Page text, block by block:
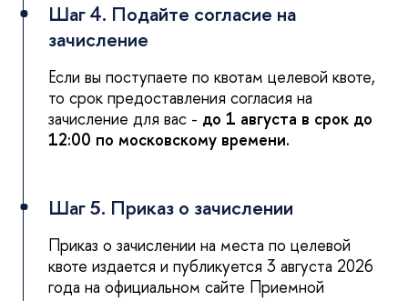
Шаг 4. Подайте согласие на
зачисление
Если вы поступаете по квотам целевой квоте,
то срок предоставления согласия на
зачисление для вас - до 1 августа в срок до
12:00 по московскому времени.
Шаг 5. Приказ о зачислении
Приказ о зачислении на места по целевой
квоте издается и публикуется 3 августа 2026
года на официальном сайте Приемной